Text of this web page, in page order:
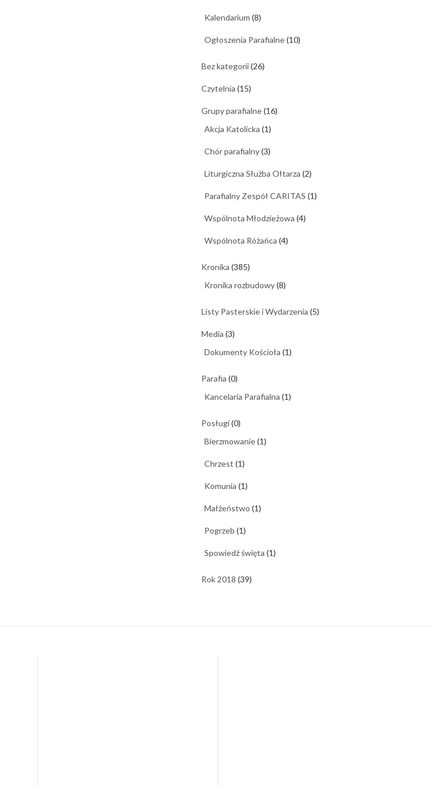
Kalendarium (8)
Ogłoszenia Parafialne(10)
Bez kategorii(26)
Czytelnia (15)
Grupy parafialne(16)
Akcja Katolicka (1)
Chór parafialny(3)
Liturgiczna Służba Ołtarza (2)
Parafialny Zespół CARITAS (1)
Wspólnota Młodzieżowa (4)
Wspólnota Różańca (4)
Kronika (385)
Kronika rozbudowy(8)
Listy Pasterskie i Wydarzenia (5)
Media (3)
Dokumenty Kościoła (1)
Parafia (0)
Kancelaria Parafialna (1)
Posługi(0)
Bierzmowanie(1)
Chrzest (1)
Komunia (1)
Małżeństwo (1)
Pogrzeb (1)
Spowiedź święta (1)
Rok 2018 (39)